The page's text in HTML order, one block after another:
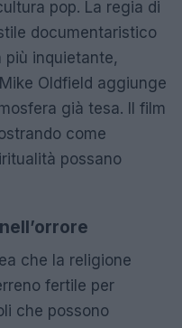
pop. La regia di
documentaristico
inquietante,
Oldfield aggiunge
già tesa. Il film
come
possano
che la religione
fertile per
che possono